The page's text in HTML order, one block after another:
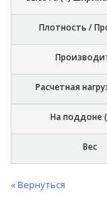
Плотность /
Расчетная
На поддоне
Вес
« Вернуться